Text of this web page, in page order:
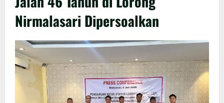
Nirmalasari Dipersoalkan